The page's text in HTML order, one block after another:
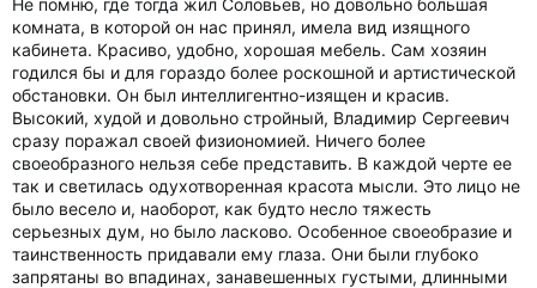
Не помню, где тогда жил Соловьев, но довольно большая
комната, в которой он нас принял, имела вид изящного
кабинета. Красиво, удобно, хорошая мебель. Сам хозяин
годился бы и для гораздо более роскошной и артистической
обстановки. Он был интеллигентно-изящен и красив.
Высокий, худой и довольно стройный, Владимир Сергеевич
сразу поражал своей физиономией. Ничего более
своеобразного нельзя себе представить. В каждой черте ее
так и светилась одухотворенная красота мысли. Это лицо не
было весело и, наоборот, как будто несло тяжесть
серьезных дум, но было ласково. Особенное своеобразие и
таинственность придавали ему глаза. Они были глубоко
запрятаны во впадинах, занавешенных густыми, длинными